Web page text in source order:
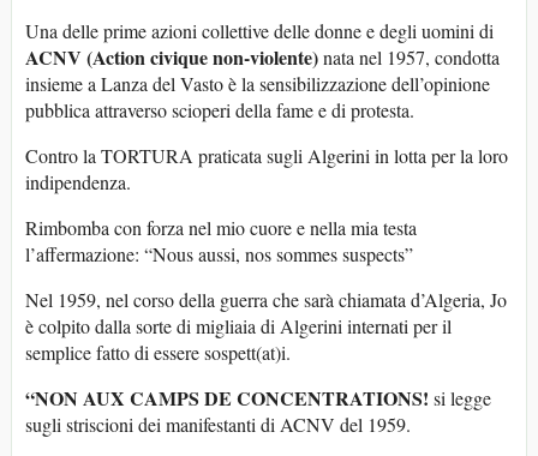
Una delle prime azioni collettive delle donne e degli uomini di
ACNV (Action civique non-violente)nata nel 1957, condotta
insieme a Lanza del Vasto è la sensibilizzazione dell’opinione
pubblica attraverso scioperi della fame e di protesta.
Contro la TORTURA praticata sugli Algerini in lotta per la loro
indipendenza.
Rimbomba con forza nel mio cuore e nella mia testa
l’affermazione: “Nous aussi, nos sommes suspects”
Nel 1959, nel corso della guerra che sarà chiamata d’Algeria, Jo
è colpito dalla sorte di migliaia di Algerini internati per il
semplice fatto di essere sospett(at)i.
“NON AUX CAMPS DE CONCENTRATIONS! si legge
sugli striscioni dei manifestanti di ACNV del 1959.